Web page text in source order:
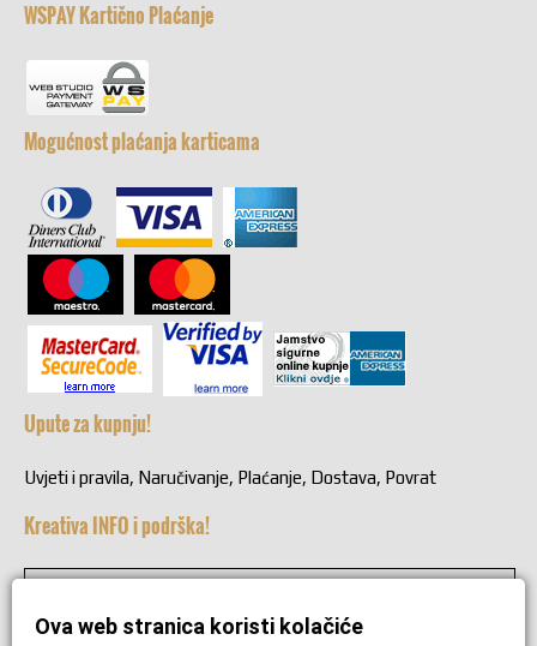
WSPAY Kartično Plaćanje
Mogućnost plaćanja karticama
Upute za kupnju!
Uvjeti i pravila, Naručivanje, Plaćanje, Dostava, Povrat
Kreativa INFO i podrška!
+38549221692
Ova web stranica koristi kolačiće